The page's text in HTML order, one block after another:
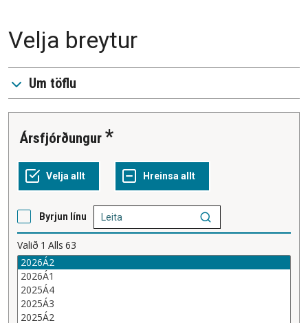
Velja breytur
Um töflu
Ársfjórðungur
Byrjun línu
Valið 1 Alls 63